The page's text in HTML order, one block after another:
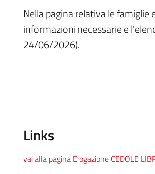
Nella pagina relativa le
informazioni necessarie e
24/06/2026).
Links
vai alla pagina Erogazione CEDOLE